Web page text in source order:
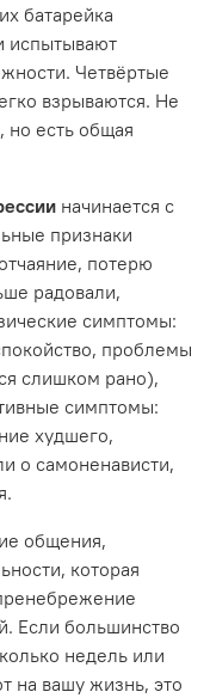
батарейка
испытывают
Четвёртые
взрываются. Не
но есть общая
начинается с
признаки
потерю
радовали,
симптомы:
проблемы
слишком рано),
симптомы:
худшего,
о самоненависти,
общения,
которая
Если большинство
недель или
на вашу жизнь, это